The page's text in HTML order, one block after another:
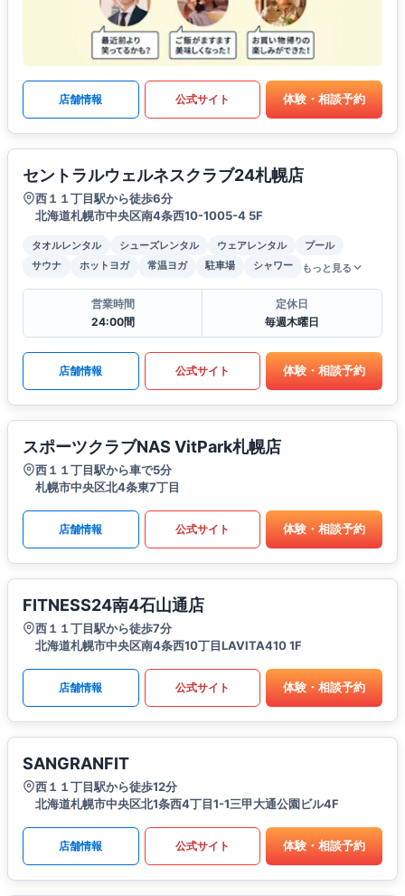
店舗情報 公式サイト 体験・相談予約
セントラルウェルネスクラブ24札幌店
西１１丁目駅から徒歩6分
北海道札幌市中央区南4条西10-1005-4 5F
タオルレンタル シューズレンタル ウェアレンタル
プール
サウナ
ホットヨガ 常温ヨガ 駐車場 シャワー もっと見る
営業時間
24:00間
定休日
毎週木曜日
店舗情報 公式サイト 体験・相談予約
スポーツクラブNAS VitPark札幌店
西１１丁目駅から車で5分
札幌市中央区北4条東7丁目
店舗情報 公式サイト 体験・相談予約
FITNESS24南4石山通店
西１１丁目駅から徒歩7分
北海道札幌市中央区南4条西10丁目LAVITA410 1F
店舗情報 公式サイト 体験・相談予約
SANGRANFIT
西１１丁目駅から徒歩12分
北海道札幌市中央区北1条西4丁目1-1三甲大通公園ビル4F
店舗情報 公式サイト 体験・相談予約